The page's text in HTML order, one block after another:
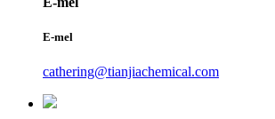
E-mel
cathering@tianjiachemical.com